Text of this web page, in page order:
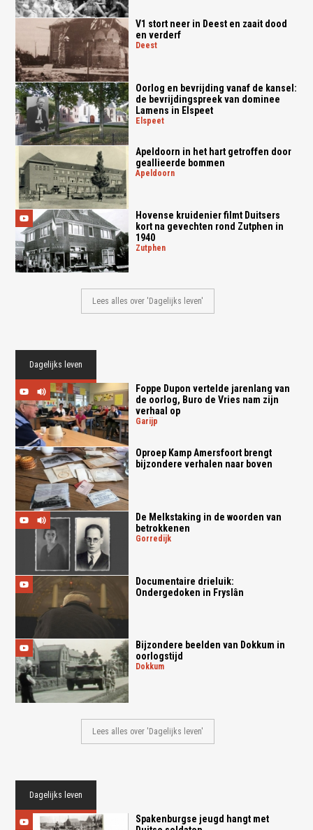
V1 stort neer in Deest en zaait dood
en verderf
deest
Oorlog en bevrijding vanaf de kansel:
de bevrijdingspreek van dominee
Lamens in Elspeet
elspeet
Apeldoorn in het hart getroffen door
geallieerde bommen
apeldoorn
Hovense kruidenier filmt Duitsers
kort na gevechten rond Zutphen in
1940
zutphen
Lees alles over 'Dagelijks leven'
Dagelijks leven
Foppe Dupon vertelde jarenlang van
de oorlog, Buro de Vries nam zijn
verhaal op
garijp
Oproep Kamp Amersfoort brengt
bijzondere verhalen naar boven
De Melkstaking in de woorden van
betrokkenen
gorredijk
Documentaire drieluik:
Ondergedoken in Fryslân
Bijzondere beelden van Dokkum in
oorlogstijd
dokkum
Lees alles over 'Dagelijks leven'
Dagelijks leven
Spakenburgse jeugd hangt met